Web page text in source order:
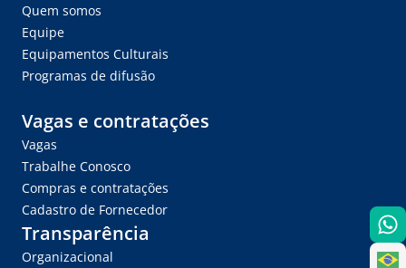
Quem somos
Equipe
Equipamentos Culturais
Programas de difusão
Vagas e contratações
Vagas
Trabalhe Conosco
Compras e contratações
Cadastro de Fornecedor
Transparência
Organizacional